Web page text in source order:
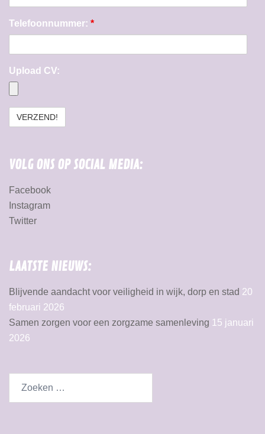
Telefoonnummer: *
Upload CV:
VOLG ONS OP SOCIAL MEDIA:
Facebook
Instagram
Twitter
LAATSTE NIEUWS:
Blijvende aandacht voor veiligheid in wijk, dorp en stad 20
februari 2026
Samen zorgen voor een zorgzame samenleving 15 januari
2026